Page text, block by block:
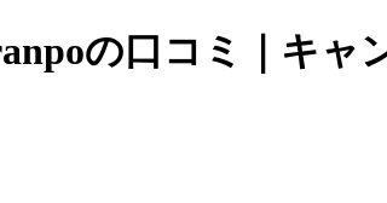
の口コミ｜キャ